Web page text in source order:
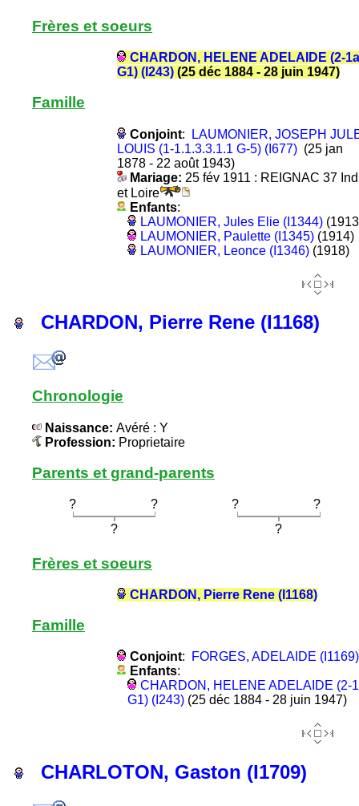
Frères et soeurs
CHARDON, HELENE ADELAIDE (2-1a
G1) (I243)(25 déc 1884 - 28 juin 1947)
Famille
Conjoint:
LAUMONIER, JOSEPH
LOUIS (1-1.1.3.3.1.1 G-5) (I677)(25 jan
1878 - 22 août 1943)
Mariage: 25 fév 1911 : REIGNAC 37
et Loire
Enfants:
LAUMONIER, Jules Elie (I1344)
LAUMONIER, Paulette (I1345)(1914)
LAUMONIER, Leonce (I1346)(1918)
CHARDON, Pierre Rene (I1168)
Chronologie
Naissance: Avéré : Y
Profession: Proprietaire
Parents et grand-parents
? ? ?
?
?
?
Frères et soeurs
CHARDON, Pierre Rene (I1168)
Famille
Conjoint:
FORGES, ADELAIDE (I1169)
Enfants:
CHARDON, HELENE ADELAIDE (2-
G1) (I243)(25 déc 1884 - 28 juin 1947)
CHARLOTON, Gaston (I1709)